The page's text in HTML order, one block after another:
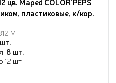
пластиковые, к/кор.
М
8 шт.
12 шт